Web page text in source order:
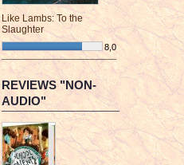
Like Lambs: To the
Slaughter
8,0
¯¯¯¯¯¯¯¯¯¯¯¯¯¯¯¯¯¯¯¯¯¯¯¯
REVIEWS "NON-
AUDIO"